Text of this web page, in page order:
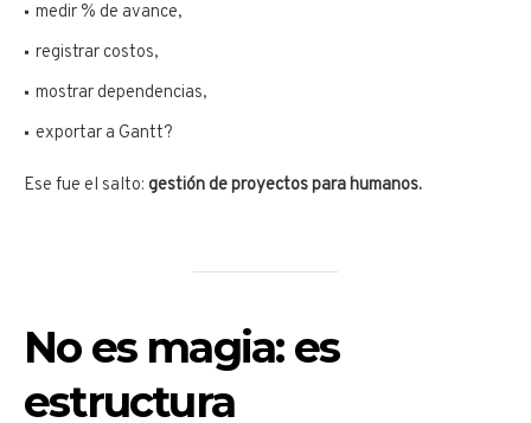
medir % de avance,
registrar costos,
mostrar dependencias,
exportar a Gantt?
Ese fue el salto: gestión de proyectos para humanos.
No es magia: es
estructura